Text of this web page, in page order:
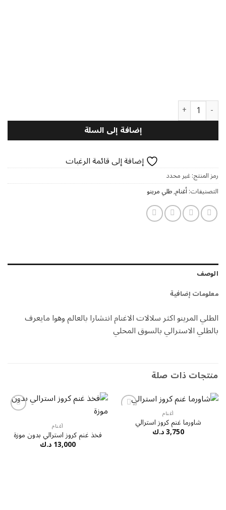
كمية طلي مرينو
إضافة إلى السلة
إضافة إلى قائمة الرغبات
رمز المنتج:غير محدد
التصنيفات:أغنام,طلي مرينو
الوصف
معلومات إضافية
الطلي المرينو اكثر سلالات الاغنام انتشارا بالعالم وهوا مايعرف
بالطلي الاسترالي بالسوق المحلي
منتجات ذات صلة
أغنام
شاورما غنم كروز استرالي
3,750د.ك قائمة
الرغبات
أغنام
فخذ غنم كروز استرالي بدون موزة
13,000د.ك